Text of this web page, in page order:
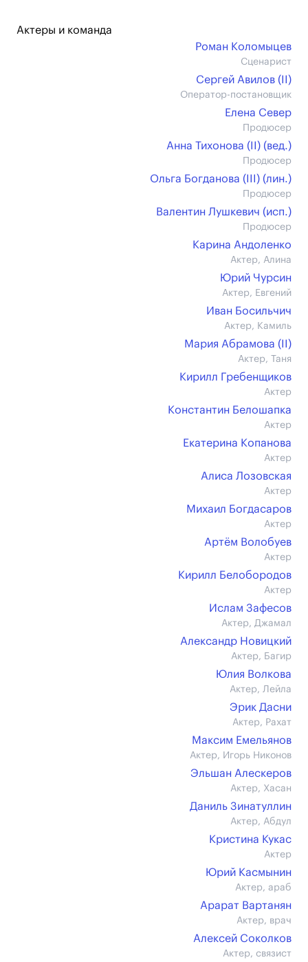
Актеры и команда
Роман Коломыцев
Сценарист
Сергей Авилов (II)
Оператор-постановщик
Елена Север
Продюсер
Анна Тихонова (II) (вед.)
Продюсер
Ольга Богданова (III) (лин.)
Продюсер
Валентин Лушкевич (иcп.)
Продюсер
Карина Андоленко
Актер, Алина
Юрий Чурсин
Актер, Евгений
Иван Босильчич
Актер, Камиль
Мария Абрамова (II)
Актер, Таня
Кирилл Гребенщиков
Актер
Константин Белошапка
Актер
Екатерина Копанова
Актер
Алиса Лозовская
Актер
Михаил Богдасаров
Актер
Артём Волобуев
Актер
Кирилл Белобородов
Актер
Ислам Зафесов
Актер, Джамал
Александр Новицкий
Актер, Багир
Юлия Волкова
Актер, Лейла
Эрик Дасни
Актер, Рахат
Максим Емельянов
Актер, Игорь Никонов
Эльшан Алескеров
Актер, Хасан
Даниль Зинатуллин
Актер, Абдул
Кристина Кукас
Актер
Юрий Касмынин
Актер, араб
Арарат Вартанян
Актер, врач
Алексей Соколков
Актер, связист